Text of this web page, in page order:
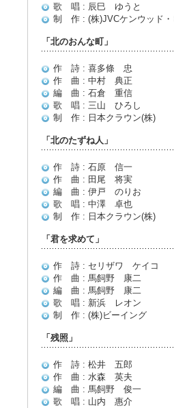
歌 唱 : 辰巳 ゆうと
制 作 : (株)JVCケンウッド・
「北のおんな町」
作 詩 : 喜多條 忠
作 曲 : 中村 典正
編 曲 : 石倉 重信
歌 唱 : 三山 ひろし
制 作 : 日本クラウン(株)
「北のたずね人」
作 詩 : 石原 信一
作 曲 : 田尾 将実
編 曲 : 伊戸 のりお
歌 唱 : 中澤 卓也
制 作 : 日本クラウン(株)
「君を求めて」
作 詩 : セリザワ ケイコ
作 曲 : 馬飼野 康二
編 曲 : 馬飼野 康二
歌 唱 : 新浜 レオン
制 作 : (株)ビーイング
「残照」
作 詩 : 松井 五郎
作 曲 : 水森 英夫
編 曲 : 馬飼野 俊一
歌 唱 : 山内 惠介